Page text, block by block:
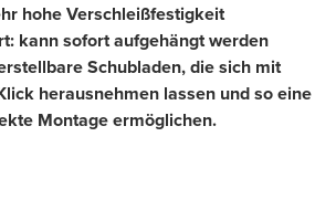
hohe Verschleißfestigkeit
kann sofort aufgehängt werden
Schubladen, die sich mit
herausnehmen lassen und so eine
Montage ermöglichen.